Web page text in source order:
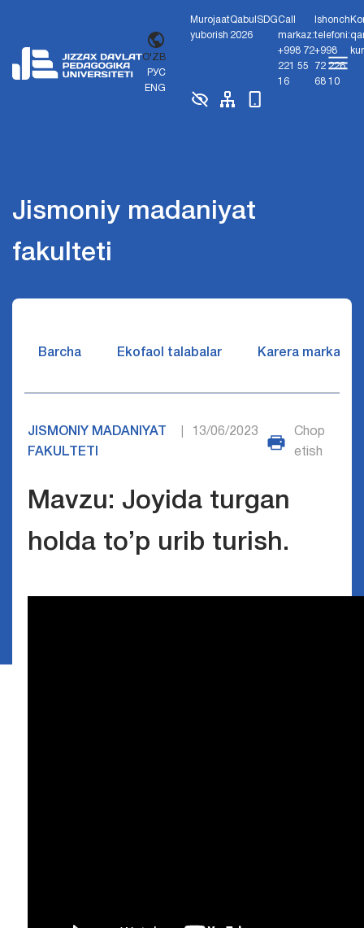
O'ZB
РУС
ENG
Murojaat
yuborish
Qabul
2026
SDGCall
markaz:
+998 72
221 55
16
Ishonch
telefoni:
+998
72 226
68 10
Jismoniy madaniyat
fakulteti
Barcha Ekofaol talabalar Karera markazi
JISMONIY MADANIYAT
FAKULTETI
13/06/2023
Chop
etish
Mavzu: Joyida turgan
holda to’p urib turish.